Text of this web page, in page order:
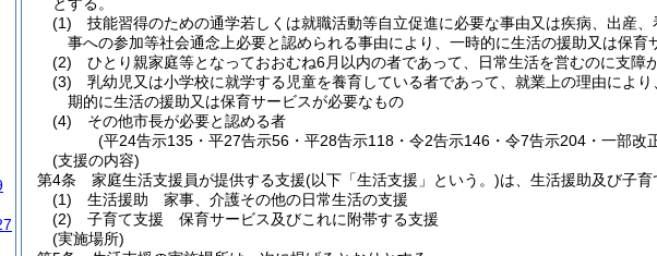
(1)
技能習得のための通学若しくは就職活動等自立促進に必要な事由又は疾病、出産
事への参加等社会通念上必要と認められる事由により、一時的に生活の援助又は保育
(2)
ひとり親家庭等となっておおむね6月以内の者であって、日常生活を営むのに支障
(3)
乳幼児又は小学校に就学する児童を養育している者であって、就業上の理由によ
期的に生活の援助又は保育サービスが必要なもの
(4)
その他市長が必要と認める者
(平24告示135・平27告示56・平28告示118・令2告示146・令7告示204・一部改
(支援の内容)
第4条
家庭生活支援員が提供する支援(以下「生活支援」という。)は、生活援助及び子育
(1)
生活援助 家事、介護その他の日常生活の支援
(2)
子育て支援 保育サービス及びこれに附帯する支援
(実施場所)